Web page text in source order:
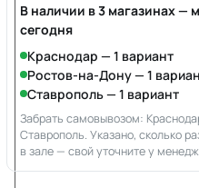
В наличии в 3 магазинах —
сегодня
Краснодар — 1 вариант
Ростов-на-Дону — 1
Ставрополь — 1 вариант
Забрать самовывозом:
Ставрополь. Указано, сколько
в зале — свой уточните у